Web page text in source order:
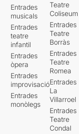
Entrades
musicals
Entrades
teatre
infantil
Entrades
òpera
Entrades
improvisació
Entrades
monòlegs
Teatre
Coliseum
Entrades
Teatre
Borràs
Entrades
Teatre
Romea
Entrades
La
Villarroel
Entrades
Teatre
Condal